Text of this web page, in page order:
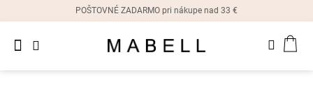
POŠTOVNÉ ZADARMO pri nákupe nad 33 €